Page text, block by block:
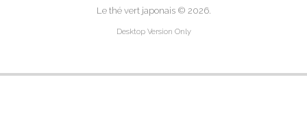
Le thé vert japonais© 2026.
Desktop Version Only